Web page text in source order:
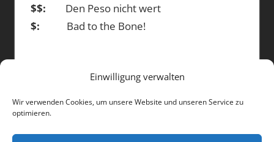
Einwilligung verwalten
Wir verwenden Cookies, um unsere Website und unseren Service zu
optimieren.
$$: Den Peso nicht wert
$: Bad to the Bone!
DIE BEITRÄGE